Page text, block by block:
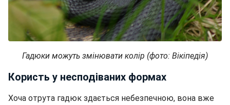
Гадюки можуть змінювати колір (фото: Вікіпедія)
Користь у несподіваних формах
Хоча отрута гадюк здається небезпечною, вона вже